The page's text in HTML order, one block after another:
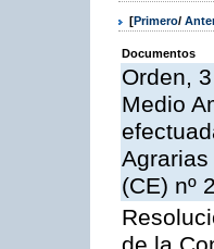
[Primero/
Documentos
Orden,
Medio
(CE) nº